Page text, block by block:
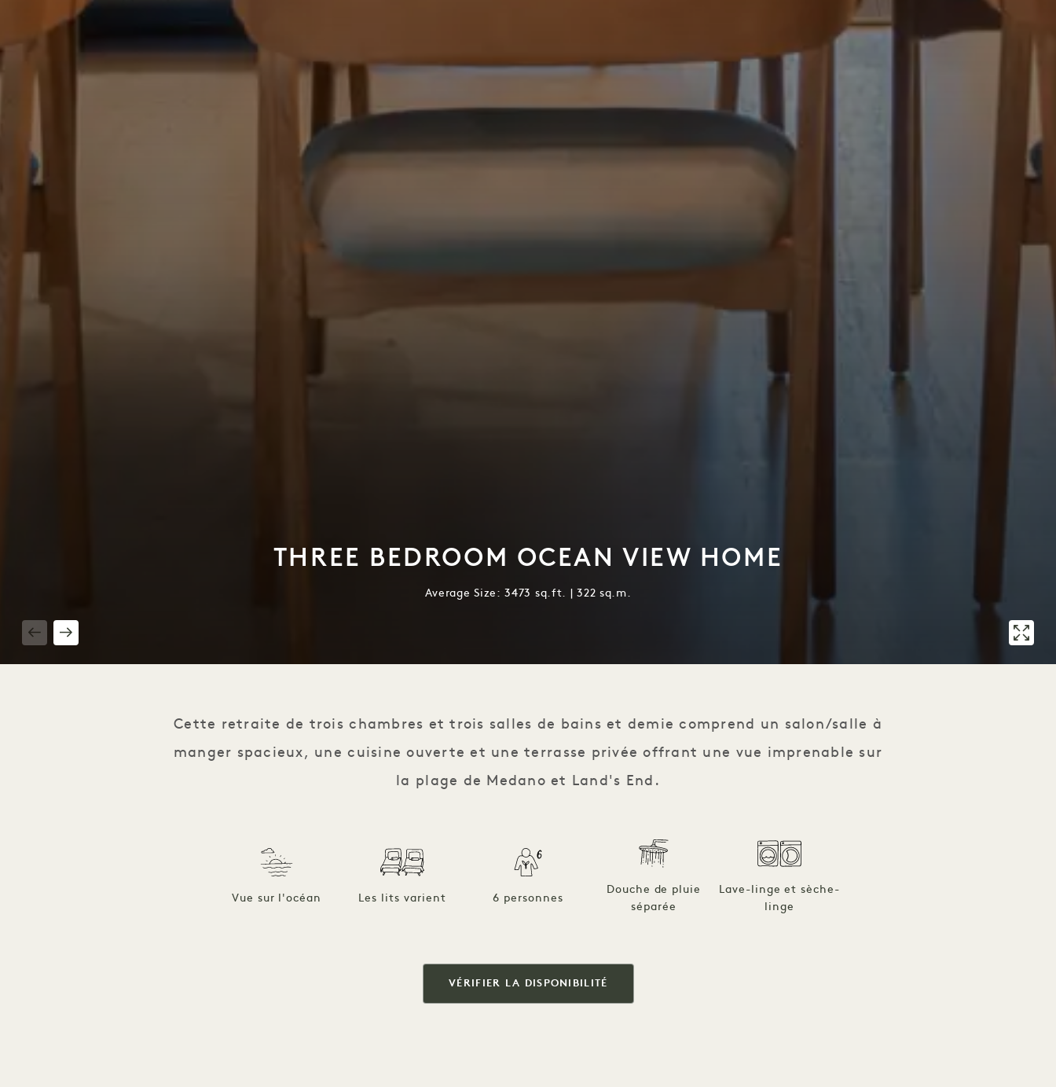
THREE BEDROOM OCEAN VIEW HOME
Average Size: 3473 sq.ft. | 322 sq.m.
Cette retraite de trois chambres et trois salles de bains et demie comprend un salon/salle à
manger spacieux, une cuisine ouverte et une terrasse privée offrant une vue imprenable sur
la plage de Medano et Land's End.
Vue sur l'océan Les lits varient 6 personnes
Douche de pluie
séparée
Lave-linge et sèche-
linge
VÉRIFIER LA DISPONIBILITÉ